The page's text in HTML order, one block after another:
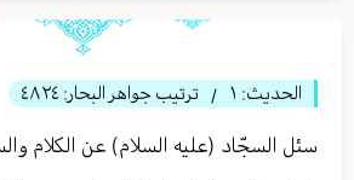
الحديث: ١ / ترتيب جواهر البحار: ٤٨٢٤
سئل السجّاد (عليه السلام) عن الكلام